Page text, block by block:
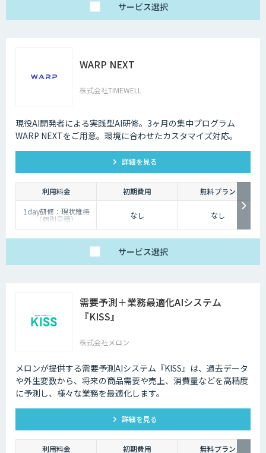
サービス選択
WARP NEXT
株式会社TIMEWELL
現役AI開発者による実践型AI研修。3ヶ月の集中プログラム
WARP NEXTをご用意。環境に合わせたカスタマイズ対応。
詳細を見る
利用料金 初期費用
無料プラン
1day研修：現状維持
（個別見積）
スタンダードプラン：
なし なし
サービス選択
需要予測＋業務最適化AIシステム
『KISS』
株式会社メロン
メロンが提供する需要予測AIシステム『KISS』は、過去データ
や外生変数から、将来の商品需要や売上、消費量などを高精度
に予測し、様々な業務を最適化します。
詳細を見る
利用料金 初期費用
無料プラン